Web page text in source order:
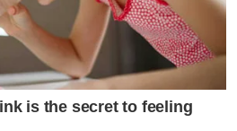
is the secret to feeling